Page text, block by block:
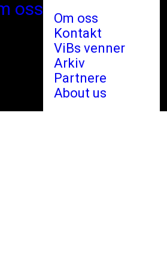
oss
Om oss
Kontakt
ViBs venner
Arkiv
Partnere
About us